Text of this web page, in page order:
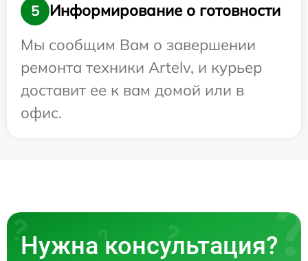
5
Информирование о готовности
Мы сообщим Вам о завершении
ремонта техники Artelv, и курьер
доставит ее к вам домой или в
офис.
Нужна консультация?